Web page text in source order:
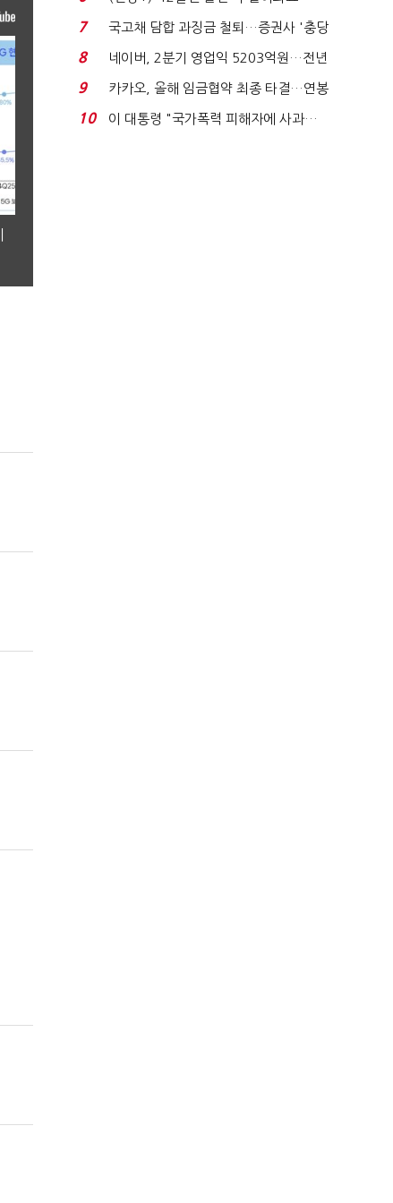
빈 매대 채우며 문 연 ...
7
국고채 담합 과징금 철퇴…증권사 '충당
금 폭탄' 우려...
8
네이버, 2분기 영업익 5203억원…전년
비 0.2% 감소...
9
카카오, 올해 임금협약 최종 타결…연봉
6.3% 인상·격려...
10
이 대통령 "국가폭력 피해자에 사과…